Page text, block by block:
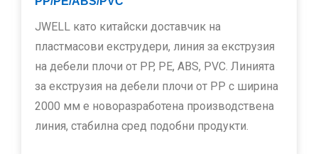
JWELL като китайски доставчик на
пластмасови екструдери, линия за екструзия
на дебели плочи от PP, PE, ABS, PVC. Линията
за екструзия на дебели плочи от PP с ширина
2000 мм е новоразработена производствена
линия, стабилна сред подобни продукти.